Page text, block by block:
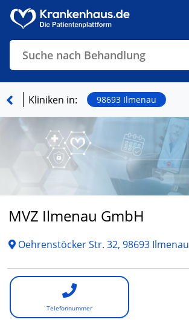
Suche nach Behandlung
Finden
Kliniken in: 98693 Ilmenau
MVZ Ilmenau GmbH
Oehrenstöcker Str. 32, 98693 Ilmenau
Telefonnummer